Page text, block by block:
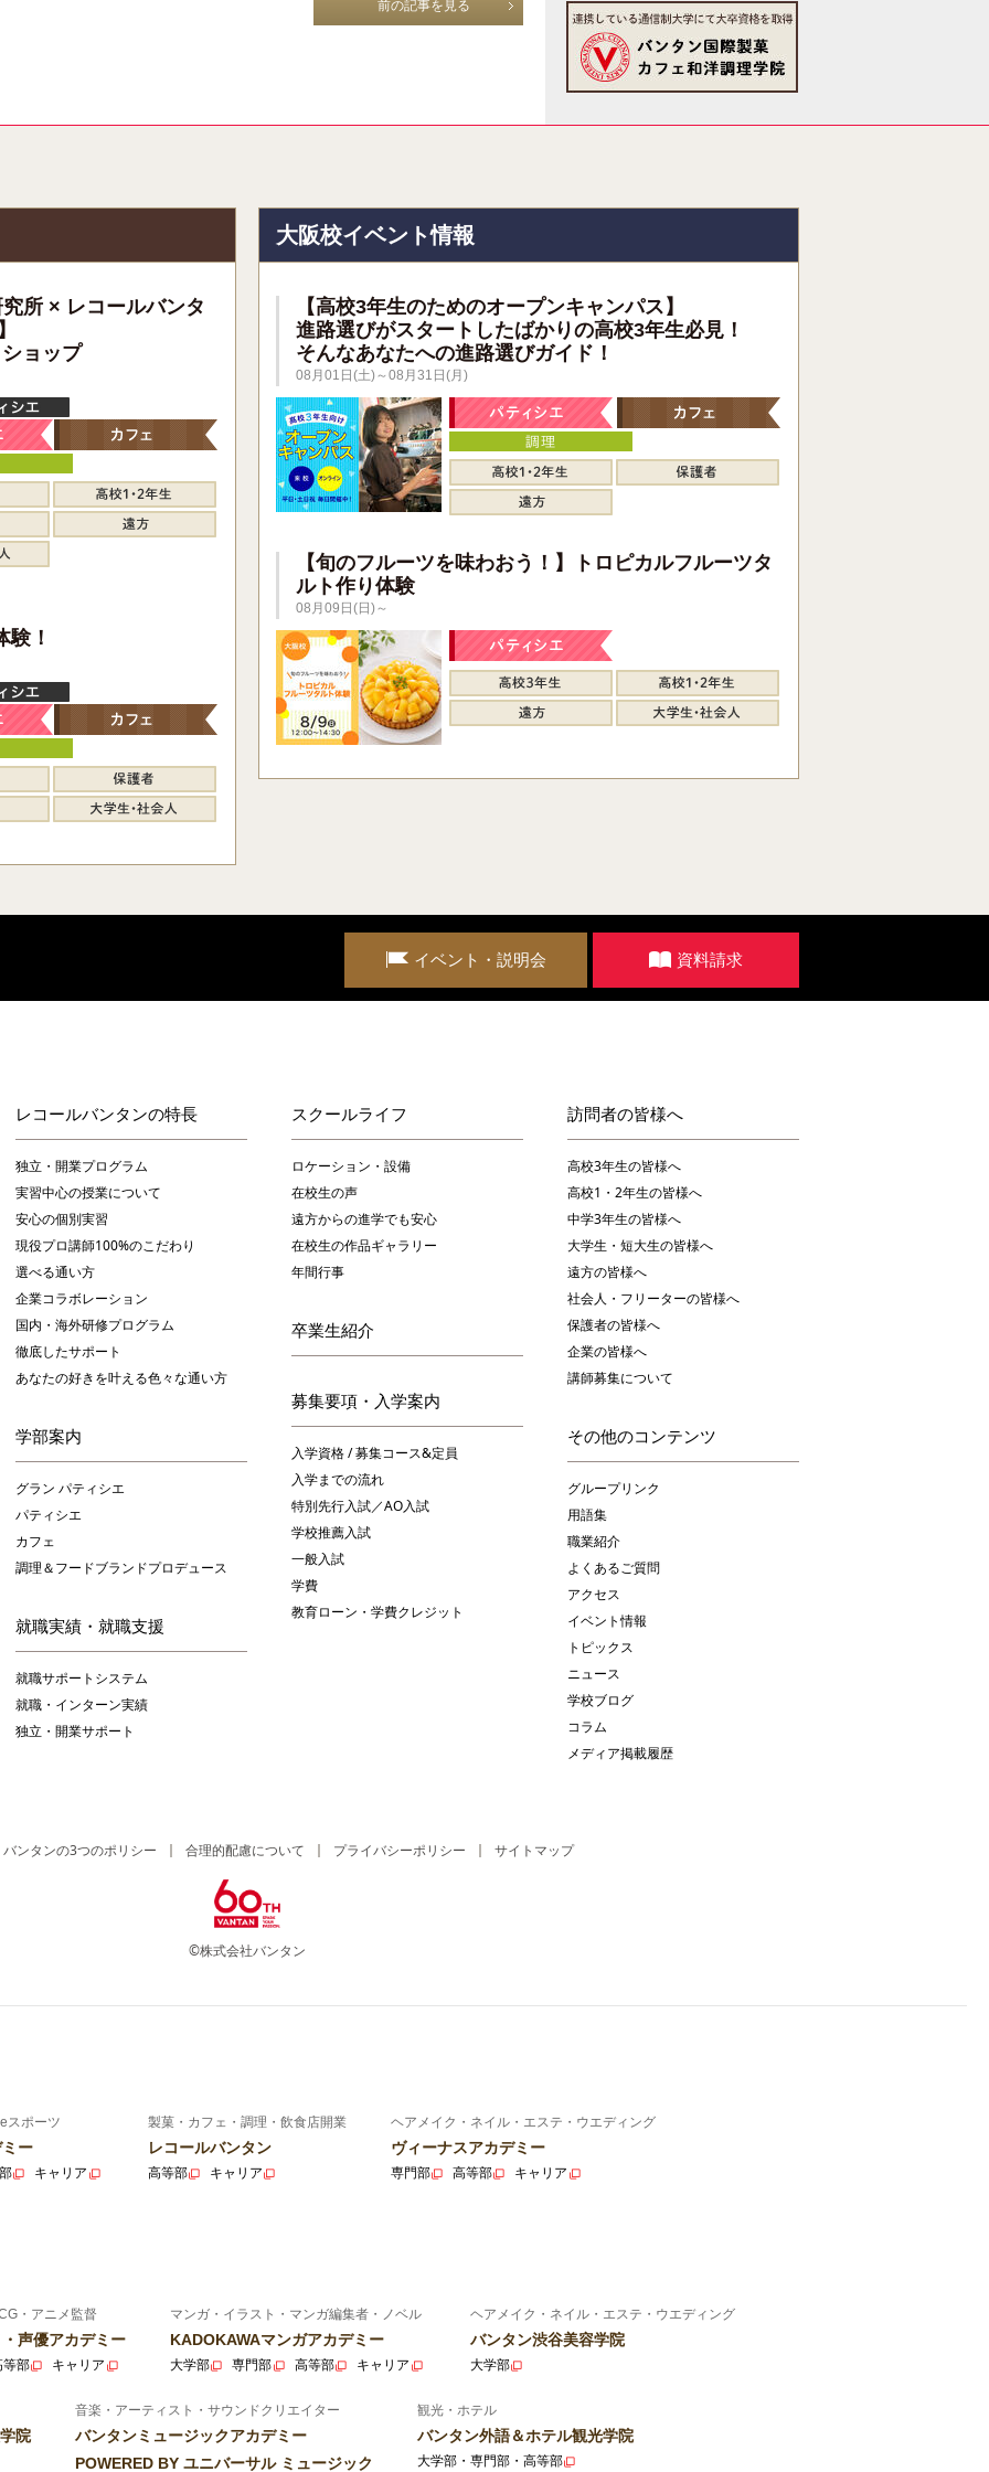
前の記事を見る
所 × レコールバンタ
ョップ
！
大阪校イベント情報
【高校3年生のためのオープンキャンパス】
進路選びがスタートしたばかりの高校3年生必見！
そんなあなたへの進路選びガイド！
08月01日(土)～08月31日(月)
【旬のフルーツを味わおう！】トロピカルフルーツタ
ルト作り体験
08月09日(日)～
イベント・説明会 資料請求
レコールバンタンの特長
独立・開業プログラム
実習中心の授業について
安心の個別実習
現役プロ講師100%のこだわり
選べる通い方
企業コラボレーション
国内・海外研修プログラム
徹底したサポート
あなたの好きを叶える⾊々な通い⽅
学部案内
グラン パティシエ
パティシエ
カフェ
調理＆フードブランドプロデュース
就職実績・就職支援
就職サポートシステム
就職・インターン実績
独立・開業サポート
スクールライフ
ロケーション・設備
在校生の声
遠方からの進学でも安心
在校生の作品ギャラリー
年間行事
卒業生紹介
募集要項・入学案内
入学資格 / 募集コース&定員
入学までの流れ
特別先行入試／AO入試
学校推薦入試
一般入試
学費
教育ローン・学費クレジット
訪問者の皆様へ
高校3年生の皆様へ
高校1・2年生の皆様へ
中学3年生の皆様へ
大学生・短大生の皆様へ
遠方の皆様へ
社会人・フリーターの皆様へ
保護者の皆様へ
企業の皆様へ
講師募集について
その他のコンテンツ
グループリンク
用語集
職業紹介
よくあるご質問
アクセス
イベント情報
トピックス
ニュース
学校ブログ
コラム
メディア掲載履歴
バンタンの3つのポリシー 合理的配慮について プライバシーポリシー サイトマップ
©株式会社バンタン
スポーツ
ー
キャリア
製菓・カフェ・調理・飲食店開業
レコールバンタン
高等部 キャリア
ヘアメイク・ネイル・エステ・ウエディング
ヴィーナスアカデミー
専門部 高等部 キャリア
・アニメ監督
声優アカデミー
等部 キャリア
マンガ・イラスト・マンガ編集者・ノベル
KADOKAWAマンガアカデミー
大学部 専門部 高等部 キャリア
ヘアメイク・ネイル・エステ・ウエディング
バンタン渋谷美容学院
大学部
院
音楽・アーティスト・サウンドクリエイター
バンタンミュージックアカデミー
POWERED BY ユニバーサル ミュージック
観光・ホテル
バンタン外語＆ホテル観光学院
大学部・専門部・高等部